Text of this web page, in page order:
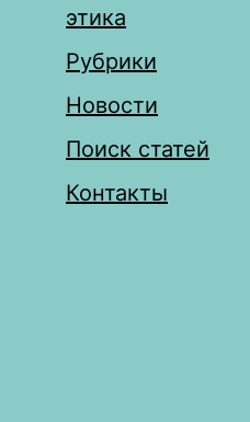
этика
Рубрики
Новости
Поиск статей
Контакты